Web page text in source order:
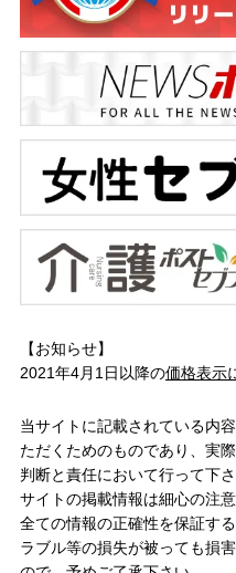
【お知らせ】
2021年4月1日以降の価格表示
当サイトに記載されている内
ただくためのものであり、実
判断と責任において行って下
サイトの掲載情報は細心の注
全ての情報の正確性を保証す
ラブル等の損失が被っても損